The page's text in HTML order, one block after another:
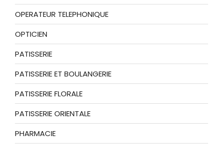
OPERATEUR TELEPHONIQUE
OPTICIEN
PATISSERIE
PATISSERIE ET BOULANGERIE
PATISSERIE FLORALE
PATISSERIE ORIENTALE
PHARMACIE